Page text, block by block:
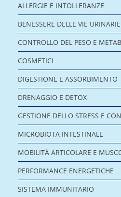
ALLERGIE E INTOLLERANZE
BENESSERE DELLE VIE URINARIE
CONTROLLO DEL PESO E
COSMETICI
DIGESTIONE E ASSORBIMENTO
DRENAGGIO E DETOX
GESTIONE DELLO STRESS E
MICROBIOTA INTESTINALE
MOBILITÀ ARTICOLARE E
PERFORMANCE ENERGETICHE
SISTEMA IMMUNITARIO